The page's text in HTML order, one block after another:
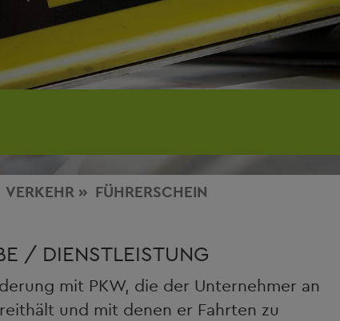
VERKEHR FÜHRERSCHEIN
/ DIENSTLEISTUNG
mit PKW, die der Unternehmer an
und mit denen er Fahrten zu